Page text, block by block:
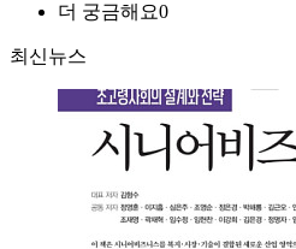
더 궁금해요0
최신뉴스